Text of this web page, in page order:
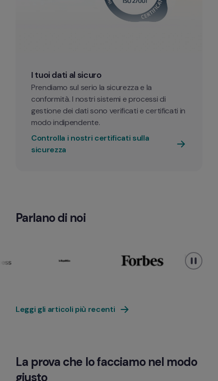
I tuoi dati al sicuro
Prendiamo sul serio la sicurezza e la
conformità. I nostri sistemi e processi di
gestione dei dati sono verificati e certificati in
modo indipendente.
Controlla i nostri certificati sulla
sicurezza
Parlano di noi
Leggi gli articoli più recenti
La prova che lo facciamo nel modo
giusto